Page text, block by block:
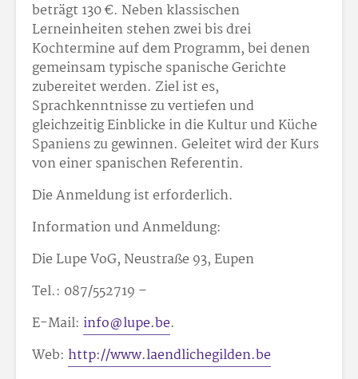
beträgt 130 €. Neben klassischen
Lerneinheiten stehen zwei bis drei
Kochtermine auf dem Programm, bei denen
gemeinsam typische spanische Gerichte
zubereitet werden. Ziel ist es,
Sprachkenntnisse zu vertiefen und
gleichzeitig Einblicke in die Kultur und Küche
Spaniens zu gewinnen. Geleitet wird der Kurs
von einer spanischen Referentin.
Die Anmeldung ist erforderlich.
Information und Anmeldung:
Die Lupe VoG, Neustraße 93, Eupen
Tel.: 087/552719 –
E-Mail: info@lupe.be.
Web: http://www.laendlichegilden.be